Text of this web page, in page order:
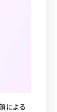
による